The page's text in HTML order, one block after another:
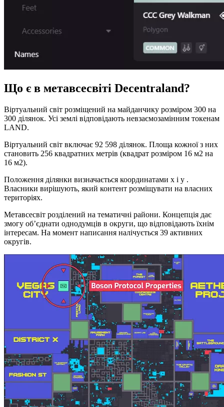
Що є в метавсесвіті Decentraland?
Віртуальний світ розміщений на майданчику розміром 300 на
300 ділянок. Усі землі відповідають невзаємозамінним токенам
LAND.
Віртуальний світ включає 92 598 ділянок. Площа кожної з них
становить 256 квадратних метрів (квадрат розміром 16 м2 на
16 м2).
Положення ділянки визначається координатами x і y .
Власники вирішують, який контент розміщувати на власних
територіях.
Метавсесвіт розділений на тематичні райони. Концепція дає
змогу об’єднати однодумців в округи, що відповідають їхнім
інтересам. На момент написання налічується 39 активних
округів.